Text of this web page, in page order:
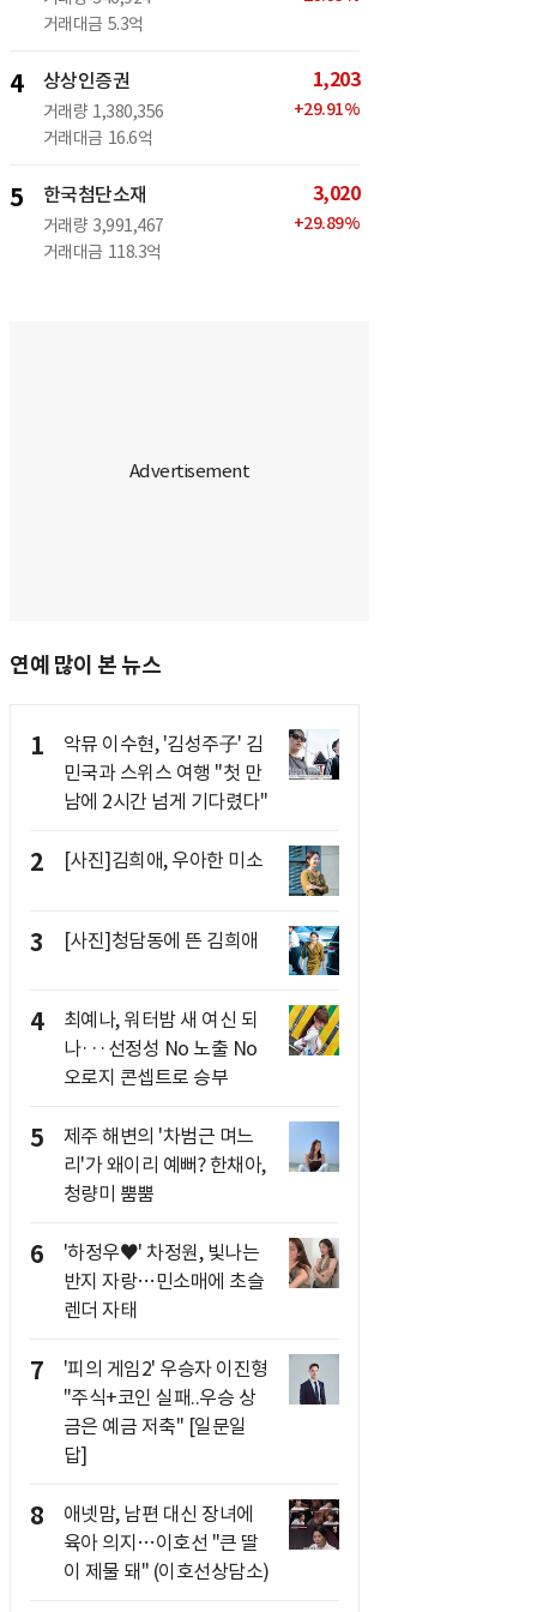
거래대금 5.3억
4 상상인증권
거래량 1,380,356
거래대금 16.6억
1,203
+29.91%
5 한국첨단소재
거래량 3,991,467
거래대금 118.3억
3,020
+29.89%
연예 많이 본 뉴스
1
악뮤 이수현, '김성주子' 김
민국과 스위스 여행 "첫 만
남에 2시간 넘게 기다렸다"
2 [사진]김희애, 우아한 미소
3 [사진]청담동에 뜬 김희애
4
최예나, 워터밤 새 여신 되
나···선정성 No 노출 No
오로지 콘셉트로 승부
5
제주 해변의 '차범근 며느
리'가 왜이리 예뻐? 한채아,
청량미 뿜뿜
6
'하정우♥' 차정원, 빛나는
반지 자랑…민소매에 초슬
렌더 자태
7
'피의 게임2' 우승자 이진형
"주식+코인 실패..우승 상
금은 예금 저축" [일문일
답]
8
애넷맘, 남편 대신 장녀에
육아 의지…이호선 "큰 딸
이 제물 돼" (이호선상담소)